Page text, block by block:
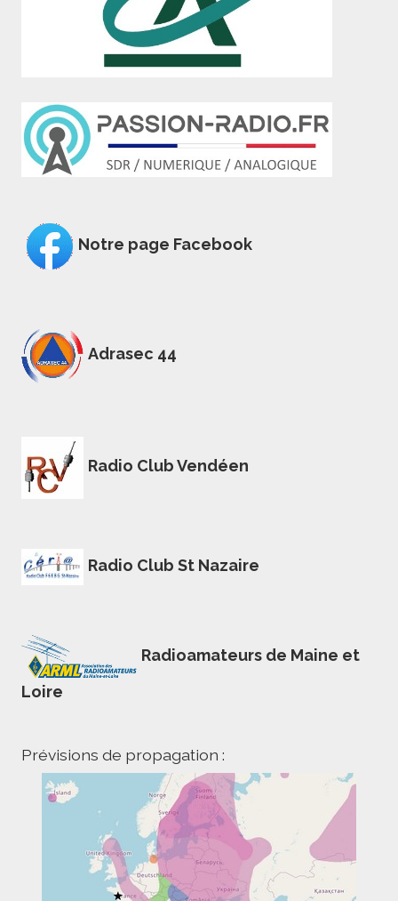
Notre page Facebook
Adrasec 44
Radio Club Vendéen
Radio Club St Nazaire
Radioamateurs de Maine et
Loire
Prévisions de propagation :